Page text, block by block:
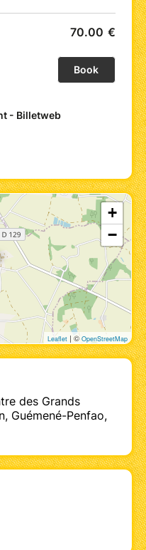
ressenti
avec votre
pique-nique
pendule. Si
pendules
ou à la
+
−
Leaflet | ©OpenStreetMap
des Grands
Guémené-Penfao,